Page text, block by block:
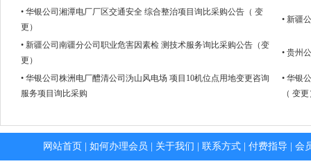
• 华银公司湘潭电厂厂区交通安全 综合整治项目询比采购公告（ 变
更）
• 新疆
• 新疆公司南疆分公司职业危害因素检 测技术服务询比采购公告（变
更）
• 贵州
• 华银公司株洲电厂醴清公司沩山风电场 项目10机位点用地变更咨询
服务项目询比采购
• 华银
（ 变
网站首页 如何办理会员 关于我们 联系方式 付费指导 会